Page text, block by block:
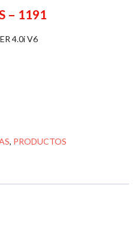
– 1191
4.0i V6
, PRODUCTOS